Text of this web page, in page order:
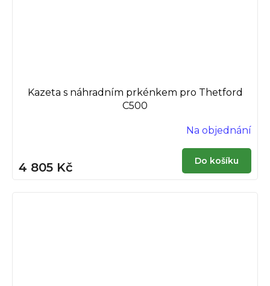
Kazeta s náhradním prkénkem pro Thetford
C500
Na objednání
4 805 Kč Do košíku